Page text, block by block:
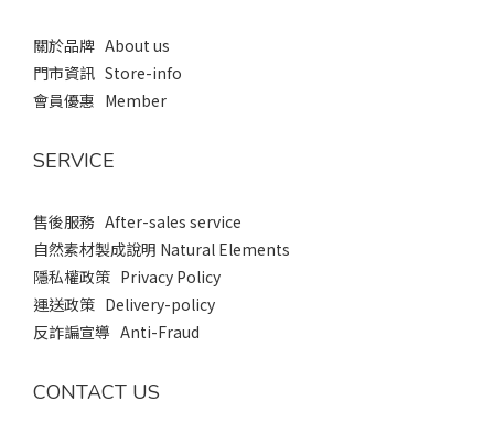
關於品牌 About us
門市資訊 Store-info
會員優惠 Member
SERVICE
售後服務 After-sales service
自然素材製成說明 Natural Elements
隱私權政策 Privacy Policy
運送政策 Delivery-policy
反詐諞宣導 Anti-Fraud
CONTACT US